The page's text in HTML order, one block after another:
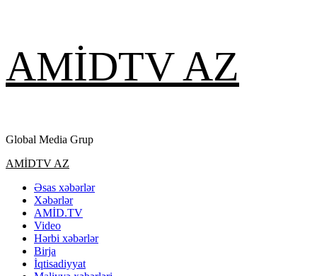
content
AMİDTV AZ
Global Media Grup
Primary
AMİDTV AZ
Əsas xəbərlər
Xəbərlər
AMİD.TV
Video
Hərbi xəbərlər
Birja
İqtisadiyyat